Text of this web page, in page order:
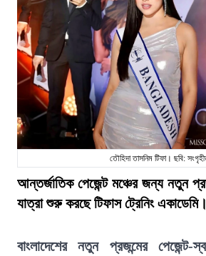
তৌহিদা তাসনিম টিফা। ছবি:
আন্তর্জাতিক পেজেন্ট মঞ্চের জন্য নতুন
যাত্রা শুরু করছে টিফাস ট্রেনিং একাডেমি।
বাংলাদেশের নতুন প্রজন্মের পেজেন্ট-